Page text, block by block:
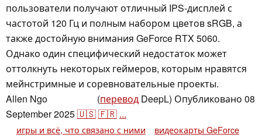
пользователи получают отличный IPS-дисплей с
частотой 120 Гц и полным набором цветов sRGB, а
также достойную внимания GeForce RTX 5060.
Однако один специфический недостаток может
оттолкнуть некоторых геймеров, которым нравятся
мейнстримные и соревновательные проекты.
Allen Ngo
(перевод DeepL) Опубликовано 08
September 2025🇺🇸🇫🇷 ...
игры и всё, что связано с ними
видеокарты GeForce